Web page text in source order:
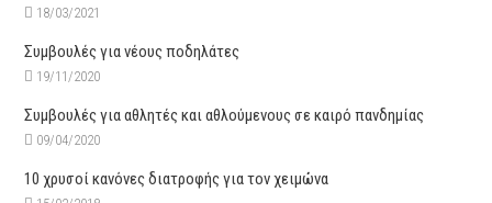
18/03/2021
Συμβουλές για νέους ποδηλάτες
19/11/2020
Συμβουλές για αθλητές και αθλούμενους σε καιρό πανδημίας
09/04/2020
10 χρυσοί κανόνες διατροφής για τον χειμώνα